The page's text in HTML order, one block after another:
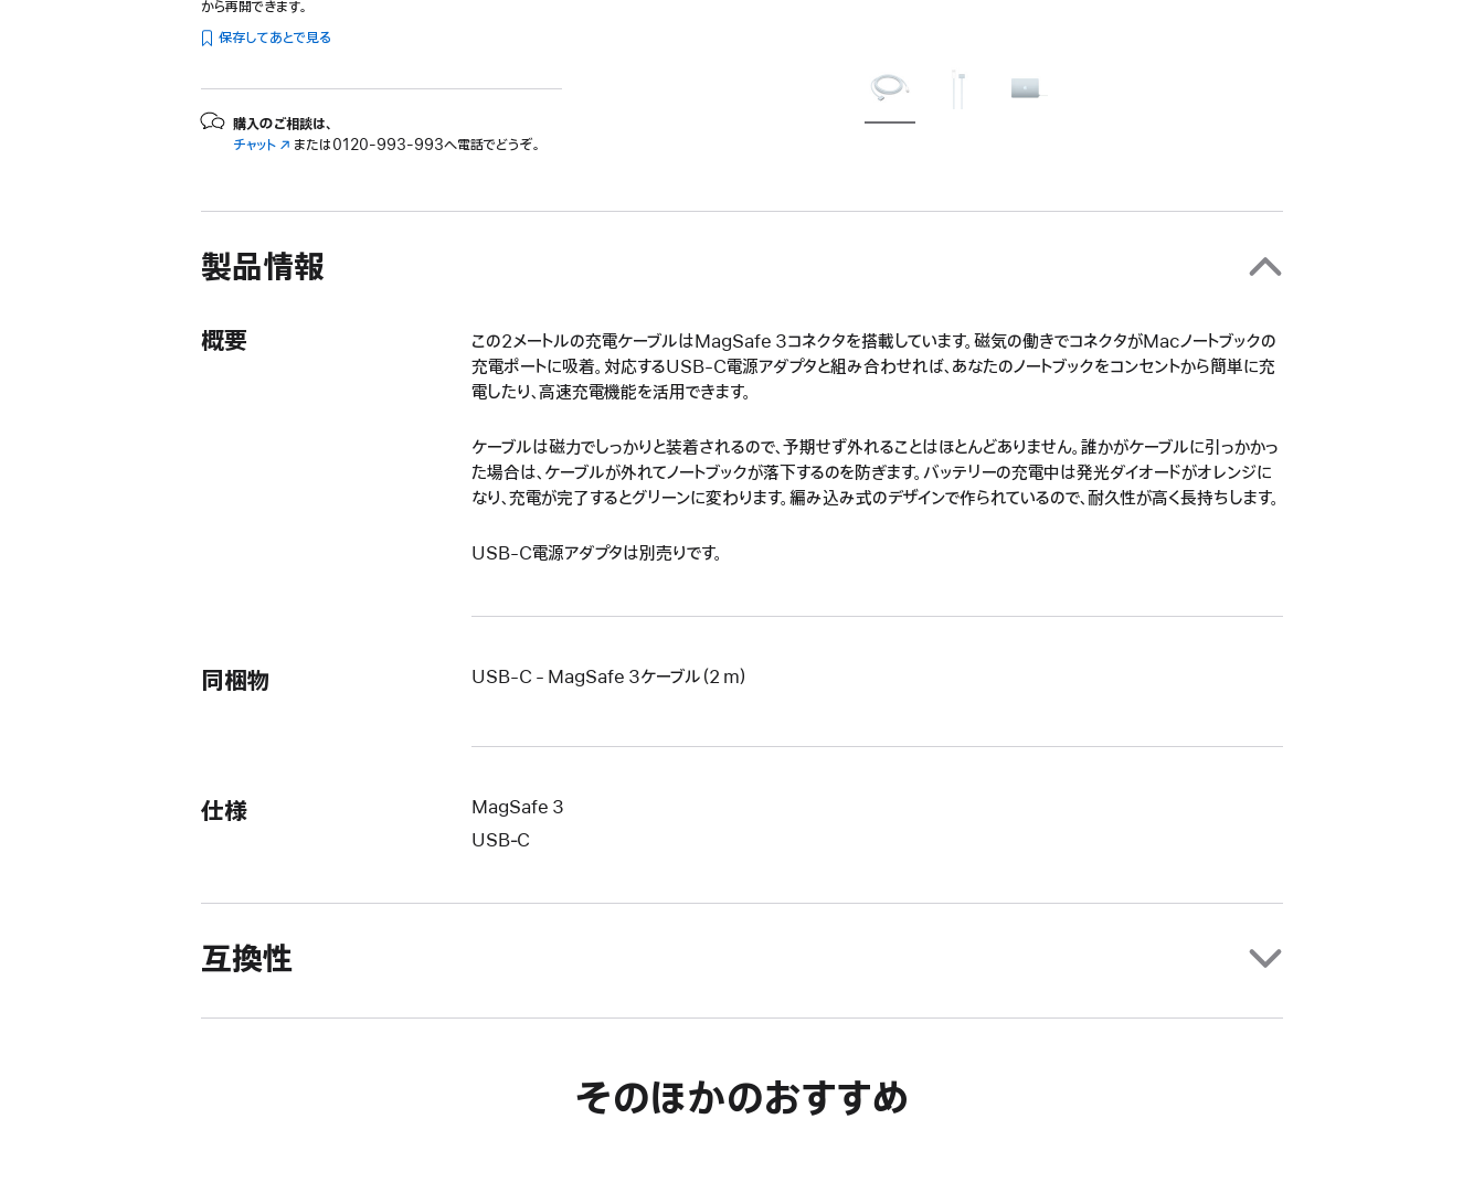
から再開できます。
保存してあとで見る
購入のご相談は、
チャット （新
イ
ド
ウ
または0120-993-993へ電話でどうぞ。
製品情報
概要
この2メートルの充電ケーブルはMagSafe 3コネクタを搭載しています。磁気の働きでコネクタがMacノートブックの
充電ポートに吸着。対応するUSB-C電源アダプタと組み合わせれば、あなたのノートブックをコンセントから簡単に充
電したり、高速充電機能を活用できます。
ケーブルは磁力でしっかりと装着されるので、予期せず外れることはほとんどありません。誰かがケーブルに引っかかっ
た場合は、ケーブルが外れてノートブックが落下するのを防ぎます。バッテリーの充電中は発光ダイオードがオレンジに
なり、充電が完了するとグリーンに変わります。編み込み式のデザインで作られているので、耐久性が高く長持ちします。
USB-C電源アダプタは別売りです。
同梱物 USB-C - MagSafe 3ケーブル（2 m）
仕様
MagSafe 3
USB‑C
互換性
そのほかのおすすめ